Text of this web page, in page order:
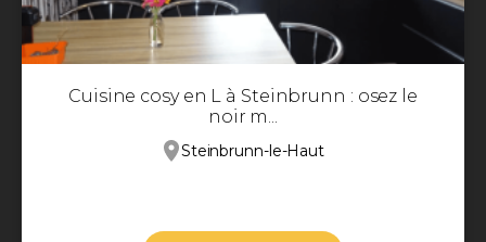
Cuisine cosy en L à Steinbrunn : osez le
noir m...
Steinbrunn-le-Haut